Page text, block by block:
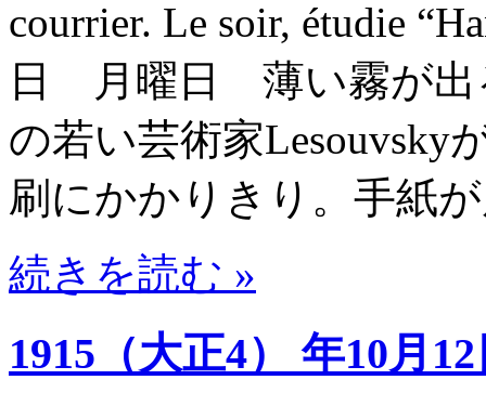
courrier. Le soir, étudie
日 月曜日 薄い霧が出
の若い芸術家Lesouvsky
刷にかかりきり。手紙
続きを読む »
1915（大正4） 年10月